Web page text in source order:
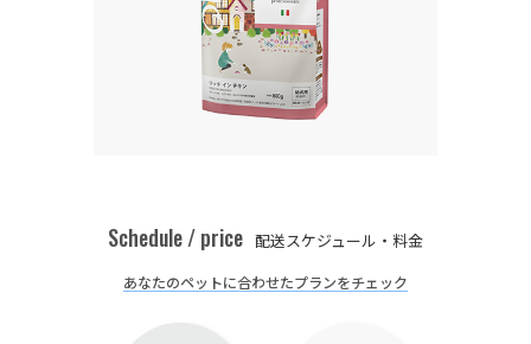
Schedule / price 配送スケジュール・料金
あなたのペットに合わせたプランをチェック